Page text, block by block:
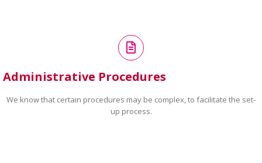
Administrative Procedures
We know that certain procedures may be complex, to facilitate the set-
up process.